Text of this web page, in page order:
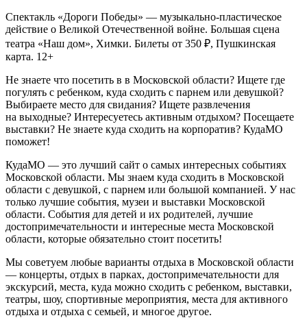
Спектакль «Дороги Победы» — музыкально-пластическое
действие о Великой Отечественной войне. Большая сцена
театра «Наш дом», Химки. Билеты от 350 ₽, Пушкинская
карта. 12+
Не знаете что посетить в в Московской области? Ищете где
погулять с ребенком, куда сходить с парнем или девушкой?
Выбираете место для свидания? Ищете развлечения
на выходные? Интересуетесь активным отдыхом? Посещаете
выставки? Не знаете куда сходить на корпоратив? КудаМО
поможет!
КудаМО — это лучший сайт о самых интересных событиях
Московской области. Мы знаем куда сходить в Московской
области с девушкой, с парнем или большой компанией. У нас
только лучшие события, музеи и выставки Московской
области. События для детей и их родителей, лучшие
достопримечательности и интересные места Московской
области, которые обязательно стоит посетить!
Мы советуем любые варианты отдыха в Московской области
— концерты, отдых в парках, достопримечательности для
экскурсий, места, куда можно сходить с ребенком, выставки,
театры, шоу, спортивные мероприятия, места для активного
отдыха и отдыха с семьей, и многое другое.